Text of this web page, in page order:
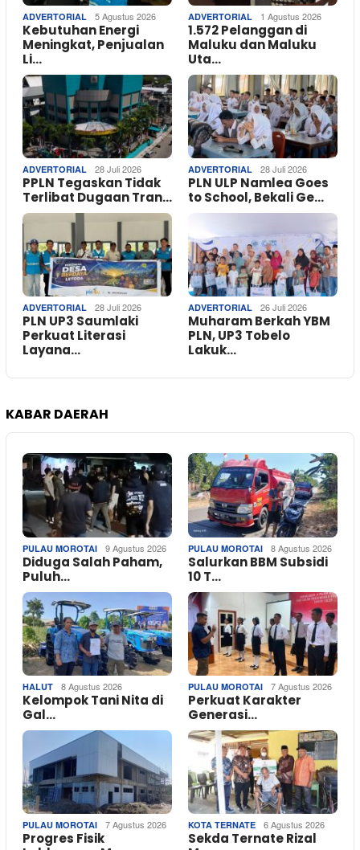
ADVERTORIAL 5 Agustus 2026
Kebutuhan Energi
Meningkat, Penjualan
Li…
ADVERTORIAL 1 Agustus 2026
1.572 Pelanggan di
Maluku dan Maluku
Uta…
ADVERTORIAL 28 Juli 2026
PPLN Tegaskan Tidak
Terlibat Dugaan Tran…
ADVERTORIAL 28 Juli 2026
PLN ULP Namlea Goes
to School, Bekali Ge…
ADVERTORIAL 28 Juli 2026
PLN UP3 Saumlaki
Perkuat Literasi
Layana…
ADVERTORIAL 26 Juli 2026
Muharam Berkah YBM
PLN, UP3 Tobelo
Lakuk…
KABAR DAERAH
PULAU MOROTAI 9 Agustus 2026
Diduga Salah Paham,
Puluh…
PULAU MOROTAI 8 Agustus 2026
Salurkan BBM Subsidi
10 T…
HALUT 8 Agustus 2026
Kelompok Tani Nita di
Gal…
PULAU MOROTAI 7 Agustus 2026
Perkuat Karakter
Generasi…
PULAU MOROTAI 7 Agustus 2026
Progres Fisik
KOTA TERNATE 6 Agustus 2026
Sekda Ternate Rizal